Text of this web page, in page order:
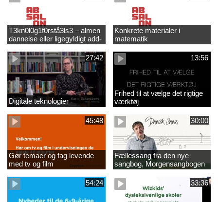
T3kn0l0g1f0rstå3ls3 – almen
dannelse eller ligegyldigt add-
on?
Konkrete materialer i
matematik
27:42
Digitale teknologier
13:56
Frihed til at vælge det rigtige
værktøj
45:48
Gør temaer og fag levende
med tv og film
30:00
Fællessang fra den nye
sangbog, Morgensangbogen
(2)
54:24
33:36